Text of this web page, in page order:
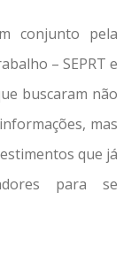
conjunto pela
– SEPRT e
buscaram não
mas
que já
para se